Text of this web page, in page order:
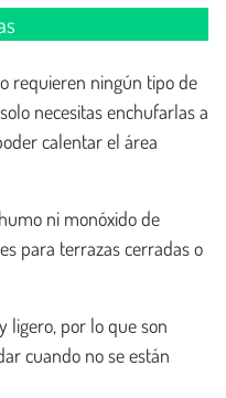
requieren ningún tipo de
necesitas enchufarlas a
calentar el área
ni monóxido de
para terrazas cerradas o
ligero, por lo que son
cuando no se están